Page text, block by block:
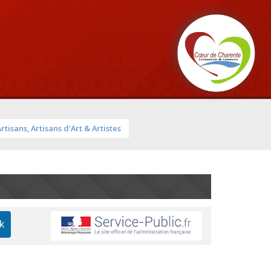
Artisans d'Art & Artistes